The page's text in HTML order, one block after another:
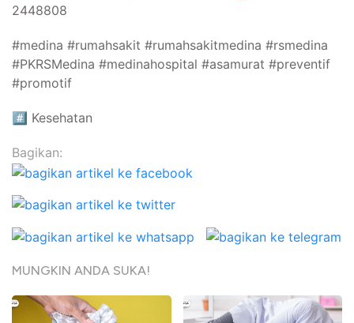
2448808
#medina #rumahsakit #rumahsakitmedina #rsmedina
#PKRSMedina #medinahospital #asamurat #preventif
#promotif
#️⃣ Kesehatan
Bagikan:
MUNGKIN ANDA SUKA!